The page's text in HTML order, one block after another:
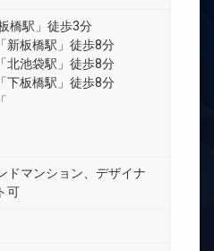
橋駅」徒歩3分
新板橋駅」徒歩8分
北池袋駅」徒歩8分
下板橋駅」徒歩8分
ドマンション、デザイナ
可